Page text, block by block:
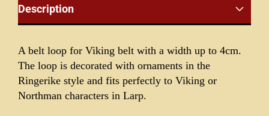
Description
A belt loop for Viking belt with a width up to 4cm.
The loop is decorated with ornaments in the
Ringerike style and fits perfectly to Viking or
Northman characters in Larp.